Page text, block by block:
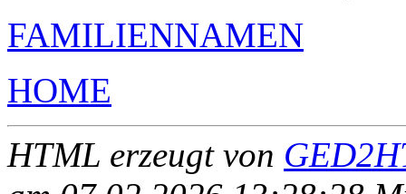
FAMILIENNAMEN
HOME
HTML erzeugt von